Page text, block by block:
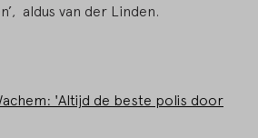
aldus van der Linden.
'Altijd de beste polis door